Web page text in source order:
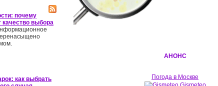
почему
выбора
как выбрать
АНОНС
Погода в Москве